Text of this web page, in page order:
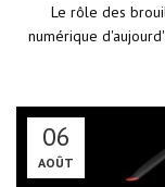
Le rôle des
numérique
06
AOÛT